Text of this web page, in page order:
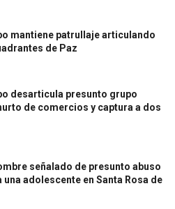
mantiene patrullaje articulando
de Paz
desarticula presunto grupo
de comercios y captura a dos
señalado de presunto abuso
una adolescente en Santa Rosa de